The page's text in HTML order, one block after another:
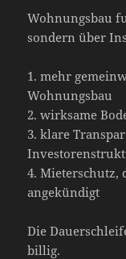
Wohnungsbau
sondern über
1. mehr
Wohnungsbau
2. wirksame
3. klare
4. Mieterschutz,
angekündigt
Die
billig.